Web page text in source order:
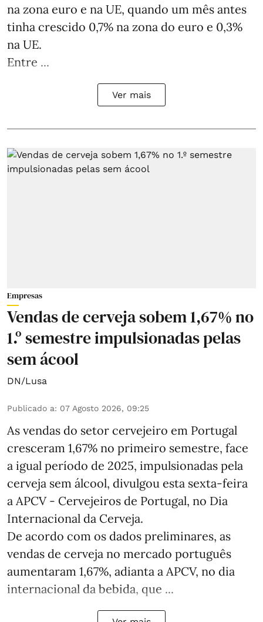
na zona euro e na UE, quando um mês antes
tinha crescido 0,7% na zona do euro e 0,3%
na UE.
Entre ...
Ver mais
Empresas
Vendas de cerveja sobem 1,67% no
1.º semestre impulsionadas pelas
sem ácool
DN/Lusa
Publicado a: 07 Agosto 2026, 09:25
As vendas do setor cervejeiro em Portugal
cresceram 1,67% no primeiro semestre, face
a igual período de 2025, impulsionadas pela
cerveja sem álcool, divulgou esta sexta-feira
a APCV - Cervejeiros de Portugal, no Dia
Internacional da Cerveja.
De acordo com os dados preliminares, as
vendas de cerveja no mercado português
aumentaram 1,67%, adianta a APCV, no dia
internacional da bebida, que ...